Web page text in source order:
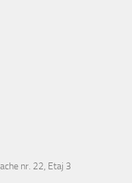
nr. 22, Etaj 3